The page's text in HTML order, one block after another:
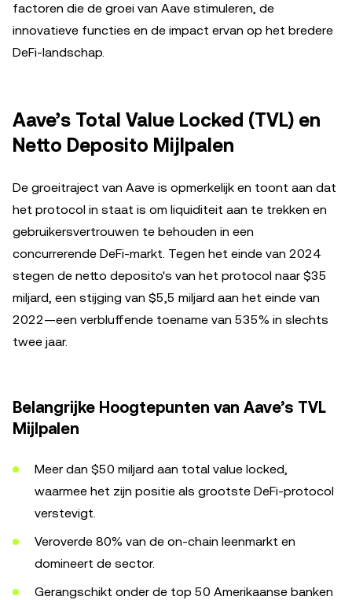
factoren die de groei van Aave stimuleren, de
innovatieve functies en de impact ervan op het bredere
DeFi-landschap.
Aave’s Total Value Locked (TVL) en
Netto Deposito Mijlpalen
De groeitraject van Aave is opmerkelijk en toont aan dat
het protocol in staat is om liquiditeit aan te trekken en
gebruikersvertrouwen te behouden in een
concurrerende DeFi-markt. Tegen het einde van 2024
stegen de netto deposito's van het protocol naar $35
miljard, een stijging van $5,5 miljard aan het einde van
2022—een verbluffende toename van 535% in slechts
twee jaar.
Belangrijke Hoogtepunten van Aave’s TVL
Mijlpalen
Meer dan $50 miljard aan total value locked,
waarmee het zijn positie als grootste DeFi-protocol
verstevigt.
Veroverde 80% van de on-chain leenmarkt en
domineert de sector.
Gerangschikt onder de top 50 Amerikaanse banken